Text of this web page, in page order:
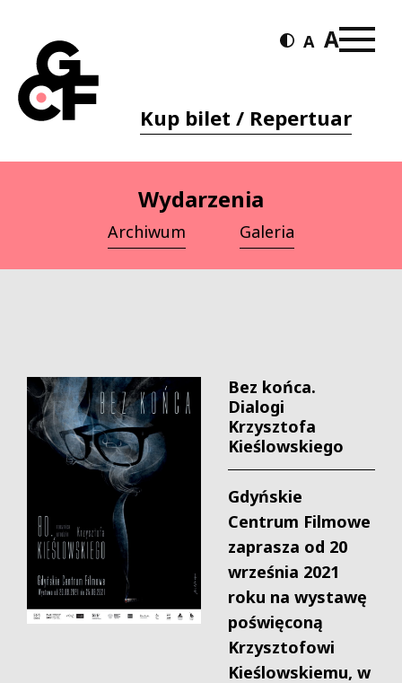
Kup bilet / Repertuar
Wydarzenia
Archiwum Galeria
Bez końca.
Dialogi
Krzysztofa
Kieślowskiego
Gdyńskie
Centrum Filmowe
zaprasza od 20
września 2021
roku na wystawę
poświęconą
Krzysztofowi
Kieślowskiemu, w